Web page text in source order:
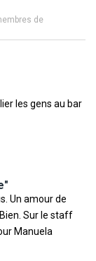
:
,Méteo France
ni aucun pays
du risque
de
les gens au bar
Manuela